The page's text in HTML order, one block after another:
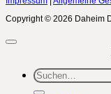
Copyright © 2026 Daheim
Suchen
nach: